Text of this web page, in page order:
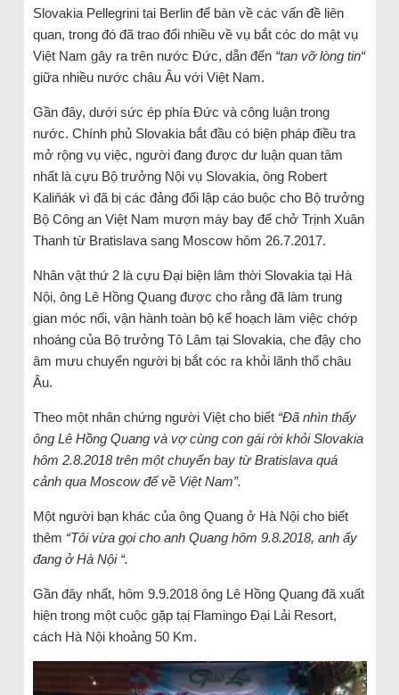
Slovakia Pellegrini tai Berlin để bàn về các vấn đề liên
quan, trong đó đã trao đổi nhiều về vụ bắt cóc do mật vụ
Việt Nam gây ra trên nước Đức, dẫn đến “tan vỡ lòng tin“
giữa nhiều nước châu Âu với Việt Nam.
Gần đây, dưới sức ép phía Đức và công luận trong
nước. Chính phủ Slovakia bắt đầu có biện pháp điều tra
mở rộng vụ việc, người đang được dư luận quan tâm
nhất là cựu Bộ trưởng Nội vụ Slovakia, ông Robert
Kaliňák vì đã bị các đảng đối lập cáo buộc cho Bộ trưởng
Bộ Công an Việt Nam mượn máy bay để chở Trịnh Xuân
Thanh từ Bratislava sang Moscow hôm 26.7.2017.
Nhân vật thứ 2 là cựu Đại biện lâm thời Slovakia tại Hà
Nội, ông Lê Hồng Quang được cho rằng đã làm trung
gian móc nối, vận hành toàn bộ kế hoạch làm việc chớp
nhoáng của Bộ trưởng Tô Lâm tại Slovakia, che đậy cho
âm mưu chuyển người bị bắt cóc ra khỏi lãnh thổ châu
Âu.
Theo một nhân chứng người Việt cho biết “Đã nhìn thấy
ông Lê Hồng Quang và vợ cùng con gái rời khỏi Slovakia
hôm 2.8.2018 trên một chuyến bay từ Bratislava quá
cảnh qua Moscow để về Việt Nam”.
Một người bạn khác của ông Quang ở Hà Nội cho biết
thêm “Tôi vừa gọi cho anh Quang hôm 9.8.2018, anh ấy
đang ở Hà Nội “.
Gần đây nhất, hôm 9.9.2018 ông Lê Hồng Quang đã xuất
hiện trong một cuộc gặp tạị Flamingo Đại Lải Resort,
cách Hà Nội khoảng 50 Km.